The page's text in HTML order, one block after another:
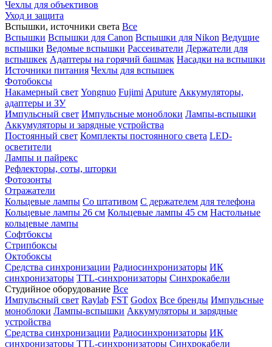
Чехлы для объективов
Уход и защита
Вспышки, источники света Все
Вспышки Вспышки для Canon Вспышки для Nikon Ведущие
вспышки Ведомые вспышки Рассеиватели Держатели для
вспышкек Адаптеры на горячий башмак Насадки на вспышки
Источники питания Чехлы для вспышек
Фотобоксы
Накамерный свет Yongnuo Fujimi Aputure Аккумуляторы,
адаптеры и ЗУ
Импульсный свет Импульсные моноблоки Лампы-вспышки
Аккумуляторы и зарядные устройства
Постоянный свет Комплекты постоянного света LED-
осветители
Лампы и пайрекс
Рефлекторы, соты, шторки
Фотозонты
Отражатели
Кольцевые лампы Со штативом С держателем для телефона
Кольцевые лампы 26 см Кольцевые лампы 45 см Настольные
кольцевые лампы
Софтбоксы
Стрипбоксы
Октобоксы
Средства синхронизации Радиосинхронизаторы ИК
синхронизаторы TTL-синхронизаторы Синхрокабели
Студийное оборудование Все
Импульсный свет Raylab FST Godox Все бренды Импульсные
моноблоки Лампы-вспышки Аккумуляторы и зарядные
устройства
Средства синхронизации Радиосинхронизаторы ИК
синхронизаторы TTL-синхронизаторы Синхрокабели